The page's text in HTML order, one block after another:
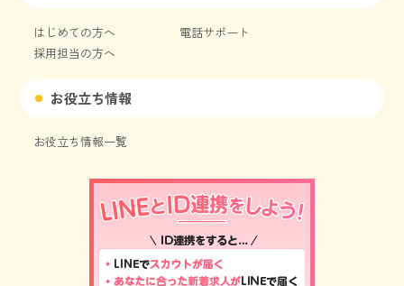
はじめての方へ
電話サポート
採用担当の方へ
お役立ち情報
お役立ち情報一覧